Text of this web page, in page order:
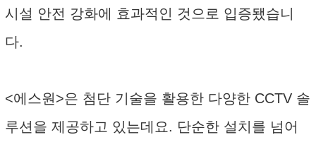
시설 안전 강화에 효과적인 것으로 입증됐습니
다.
<에스원>은 첨단 기술을 활용한 다양한 CCTV 솔
루션을 제공하고 있는데요. 단순한 설치를 넘어